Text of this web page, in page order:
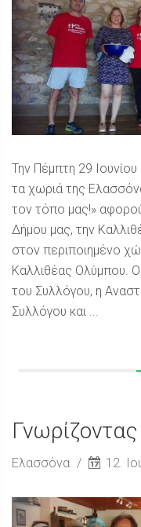
Την Πέμπτη 29
τα χωριά της
τον τόπο μας!»
Δήμου μας, την
στον περιποιημένο
Καλλιθέας Ολύμπου.
του Συλλόγου, η
Συλλόγου και ...
Ελασσόνα 12.